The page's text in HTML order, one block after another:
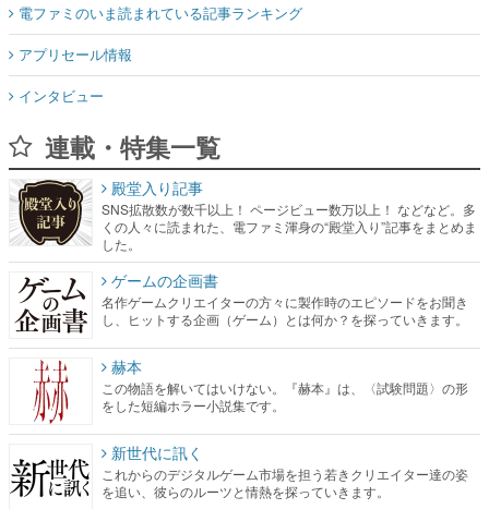
電ファミのいま読まれている記事ランキング
アプリセール情報
インタビュー
連載・特集一覧
殿堂入り記事
SNS拡散数が数千以上！ ページビュー数万以上！ などなど。多
くの人々に読まれた、電ファミ渾身の“殿堂入り”記事をまとめま
した。
ゲームの企画書
名作ゲームクリエイターの方々に製作時のエピソードをお聞き
し、ヒットする企画（ゲーム）とは何か？を探っていきます。
赫本
この物語を解いてはいけない。『赫本』は、〈試験問題〉の形
をした短編ホラー小説集です。
新世代に訊く
これからのデジタルゲーム市場を担う若きクリエイター達の姿
を追い、彼らのルーツと情熱を探っていきます。